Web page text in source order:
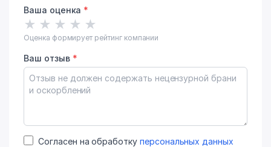
Ваша оценка *
★ ★ ★ ★ ★
Оценка формирует рейтинг компании
Ваш отзыв *
Согласен на обработку персональных данных